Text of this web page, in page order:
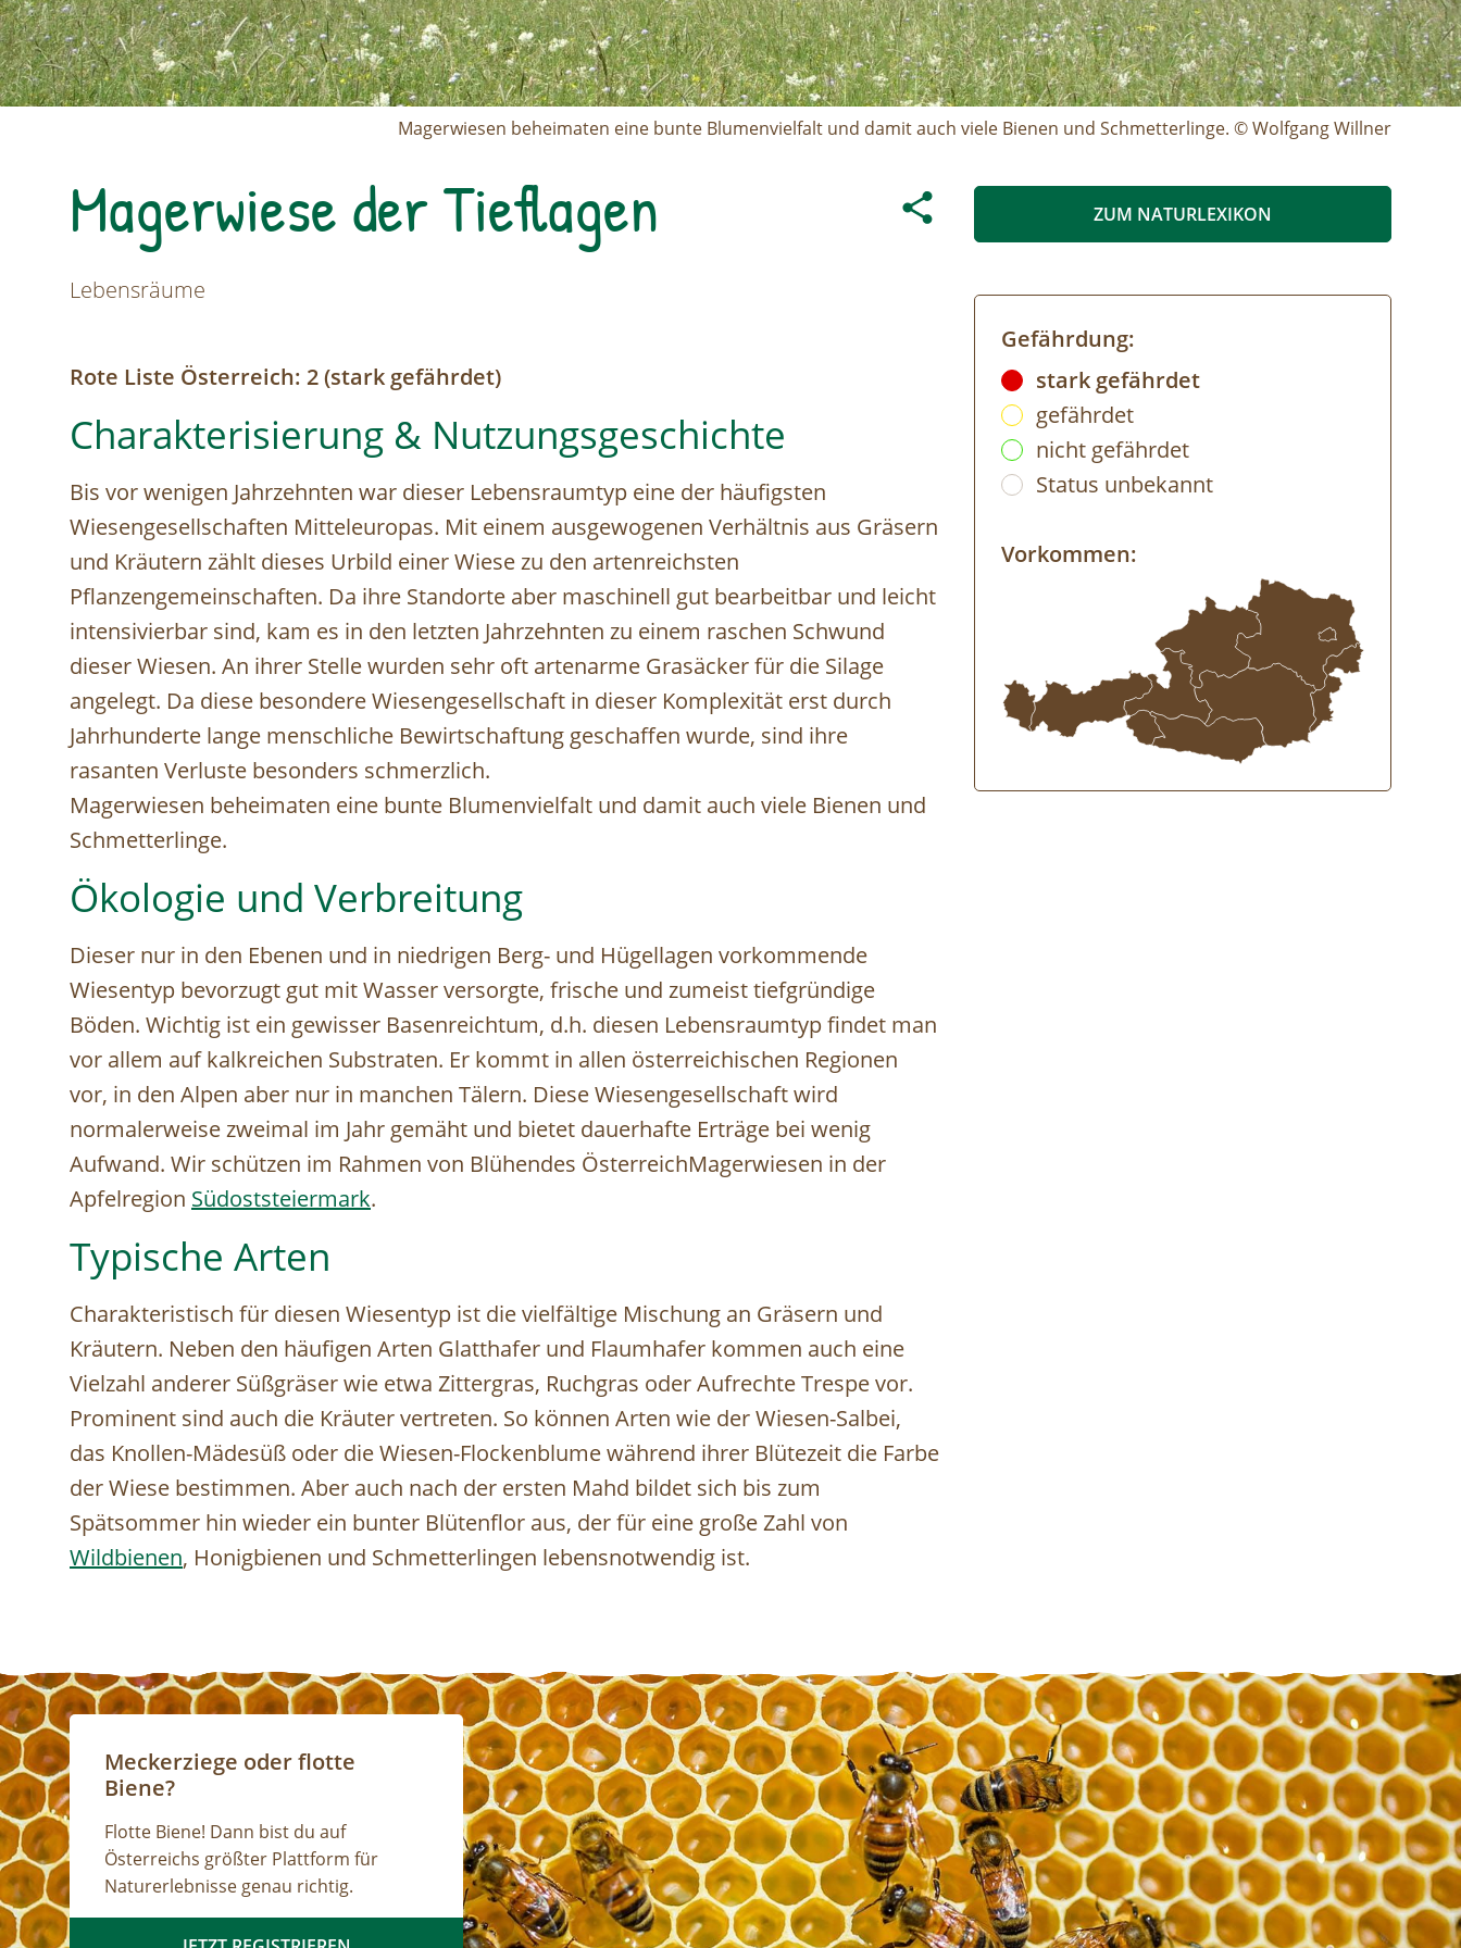
Magerwiesen beheimaten eine bunte Blumenvielfalt und damit auch viele Bienen und Schmetterlinge. © Wolfgang Willner
Magerwiese der Tieflagen
Lebensräume
Rote Liste Österreich: 2 (stark gefährdet)
Charakterisierung & Nutzungsgeschichte
Bis vor wenigen Jahrzehnten war dieser Lebensraumtyp eine der häufigsten
Wiesengesellschaften Mitteleuropas. Mit einem ausgewogenen Verhältnis aus Gräsern
und Kräutern zählt dieses Urbild einer Wiese zu den artenreichsten
Pflanzengemeinschaften. Da ihre Standorte aber maschinell gut bearbeitbar und leicht
intensivierbar sind, kam es in den letzten Jahrzehnten zu einem raschen Schwund
dieser Wiesen. An ihrer Stelle wurden sehr oft artenarme Grasäcker für die Silage
angelegt. Da diese besondere Wiesengesellschaft in dieser Komplexität erst durch
Jahrhunderte lange menschliche Bewirtschaftung geschaffen wurde, sind ihre
rasanten Verluste besonders schmerzlich.
Magerwiesen beheimaten eine bunte Blumenvielfalt und damit auch viele Bienen und
Schmetterlinge.
Ökologie und Verbreitung
Dieser nur in den Ebenen und in niedrigen Berg- und Hügellagen vorkommende
Wiesentyp bevorzugt gut mit Wasser versorgte, frische und zumeist tiefgründige
Böden. Wichtig ist ein gewisser Basenreichtum, d.h. diesen Lebensraumtyp findet man
vor allem auf kalkreichen Substraten. Er kommt in allen österreichischen Regionen
vor, in den Alpen aber nur in manchen Tälern. Diese Wiesengesellschaft wird
normalerweise zweimal im Jahr gemäht und bietet dauerhafte Erträge bei wenig
Aufwand. Wir schützen im Rahmen von Blühendes ÖsterreichMagerwiesen in der
Apfelregion Südoststeiermark.
Typische Arten
Charakteristisch für diesen Wiesentyp ist die vielfältige Mischung an Gräsern und
Kräutern. Neben den häufigen Arten Glatthafer und Flaumhafer kommen auch eine
Vielzahl anderer Süßgräser wie etwa Zittergras, Ruchgras oder Aufrechte Trespe vor.
Prominent sind auch die Kräuter vertreten. So können Arten wie der Wiesen-Salbei,
das Knollen-Mädesüß oder die Wiesen-Flockenblume während ihrer Blütezeit die Farbe
der Wiese bestimmen. Aber auch nach der ersten Mahd bildet sich bis zum
Spätsommer hin wieder ein bunter Blütenflor aus, der für eine große Zahl von
Wildbienen, Honigbienen und Schmetterlingen lebensnotwendig ist.
ZUM NATURLEXIKON
Gefährdung:
stark gefährdet
gefährdet
nicht gefährdet
Status unbekannt
Vorkommen:
Meckerziege oder flotte
Biene?
Flotte Biene! Dann bist du auf
Österreichs größter Plattform für
Naturerlebnisse genau richtig.